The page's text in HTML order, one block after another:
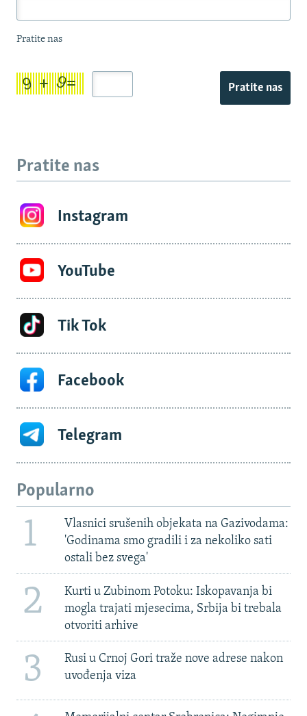
Pratite nas
Pratite nas
Pratite nas
Instagram
YouTube
Tik Tok
Facebook
Telegram
Popularno
1
Vlasnici srušenih objekata na Gazivodama:
'Godinama smo gradili i za nekoliko sati
ostali bez svega'
2
Kurti u Zubinom Potoku: Iskopavanja bi
mogla trajati mjesecima, Srbija bi trebala
otvoriti arhive
3
Rusi u Crnoj Gori traže nove adrese nakon
uvođenja viza